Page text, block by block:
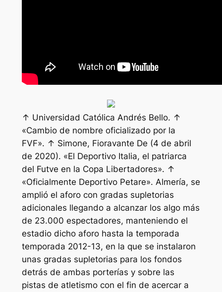
↑ Universidad Católica Andrés Bello. ↑
«Cambio de nombre oficializado por la
FVF». ↑ Simone, Fioravante De (4 de abril
de 2020). «El Deportivo Italia, el patriarca
del Futve en la Copa Libertadores». ↑
«Oficialmente Deportivo Petare». Almería, se
amplió el aforo con gradas supletorias
adicionales llegando a alcanzar los algo más
de 23.000 espectadores, manteniendo el
estadio dicho aforo hasta la temporada
temporada 2012-13, en la que se instalaron
unas gradas supletorias para los fondos
detrás de ambas porterías y sobre las
pistas de atletismo con el fin de acercar a